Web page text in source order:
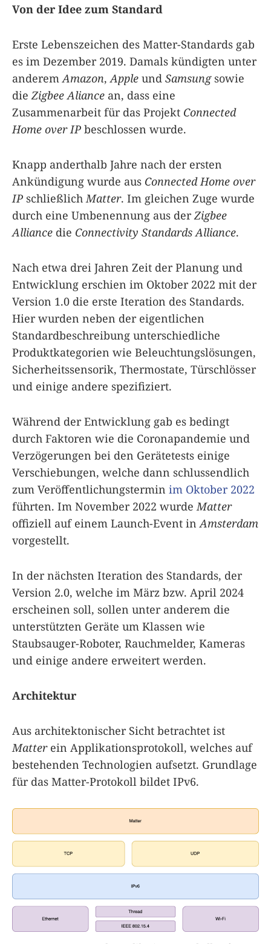
Von der Idee zum Standard
Erste Lebenszeichen des Matter-Standards gab
es im Dezember 2019. Damals kündigten unter
anderem Amazon, Apple und Samsungsowie
die Zigbee Aliance an, dass eine
Zusammenarbeit für das Projekt Connected
Home over IP beschlossen wurde.
Knapp anderthalb Jahre nach der ersten
Ankündigung wurde aus Connected Home over
IP schließlich Matter. Im gleichen Zuge wurde
durch eine Umbenennung aus derZigbee
Alliance die Connectivity Standards Alliance.
Nach etwa drei Jahren Zeit der Planung und
Entwicklung erschien im Oktober 2022 mit der
Version 1.0 die erste Iteration des Standards.
Hier wurden neben der eigentlichen
Standardbeschreibung unterschiedliche
Produktkategorien wie Beleuchtungslösungen,
Sicherheitssensorik, Thermostate, Türschlösser
und einige andere spezifiziert.
Während der Entwicklung gab es bedingt
durch Faktoren wie die Coronapandemie und
Verzögerungen bei den Gerätetests einige
Verschiebungen, welche dann schlussendlich
zum Veröffentlichungstermin im Oktober 2022
führten. Im November 2022 wurde Matter
offiziell auf einem Launch-Event in Amsterdam
vorgestellt.
In der nächsten Iteration des Standards, der
Version 2.0, welche im März bzw. April 2024
erscheinen soll, sollen unter anderem die
unterstützten Geräte um Klassen wie
Staubsauger-Roboter, Rauchmelder, Kameras
und einige andere erweitert werden.
Architektur
Aus architektonischer Sicht betrachtet ist
Matterein Applikationsprotokoll, welches auf
bestehenden Technologien aufsetzt. Grundlage
für das Matter-Protokoll bildet IPv6.